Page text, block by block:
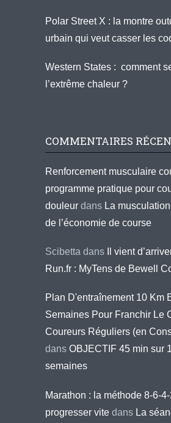
Polar Street X : la montre
urbain qui veut casser les
Western States : comment
l’extrême chaleur ?
COMMENTAIRES
Renforcement musculaire
programme pratique pour
douleur dans La
de l’économie de course
Scibetta dans
Il vient
Run.fr : MyTens de Bewell
Plan D'entraînement 10 Km
Semaines Pour Franchir Le
Coureurs Réguliers (en
dans OBJECTIF 45 min sur
semaines
Marathon : la méthode 8-6-
progresser vite dans La